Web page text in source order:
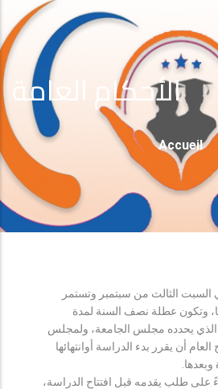
الأحكام العامة
Fil
Accueil
السبت الثالث من سبتمبر وتستمر
وتكون عطلة نصف السنة لمدة
الذي يحدده مجلس الجامعة، ولمجلس
أن يقرر بدء الدراسة أوانتهائها
على طلب يقدمه قبل افتتاح الدراسة،